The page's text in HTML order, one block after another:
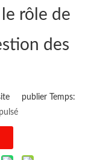
rôle de
des
publier Temps: